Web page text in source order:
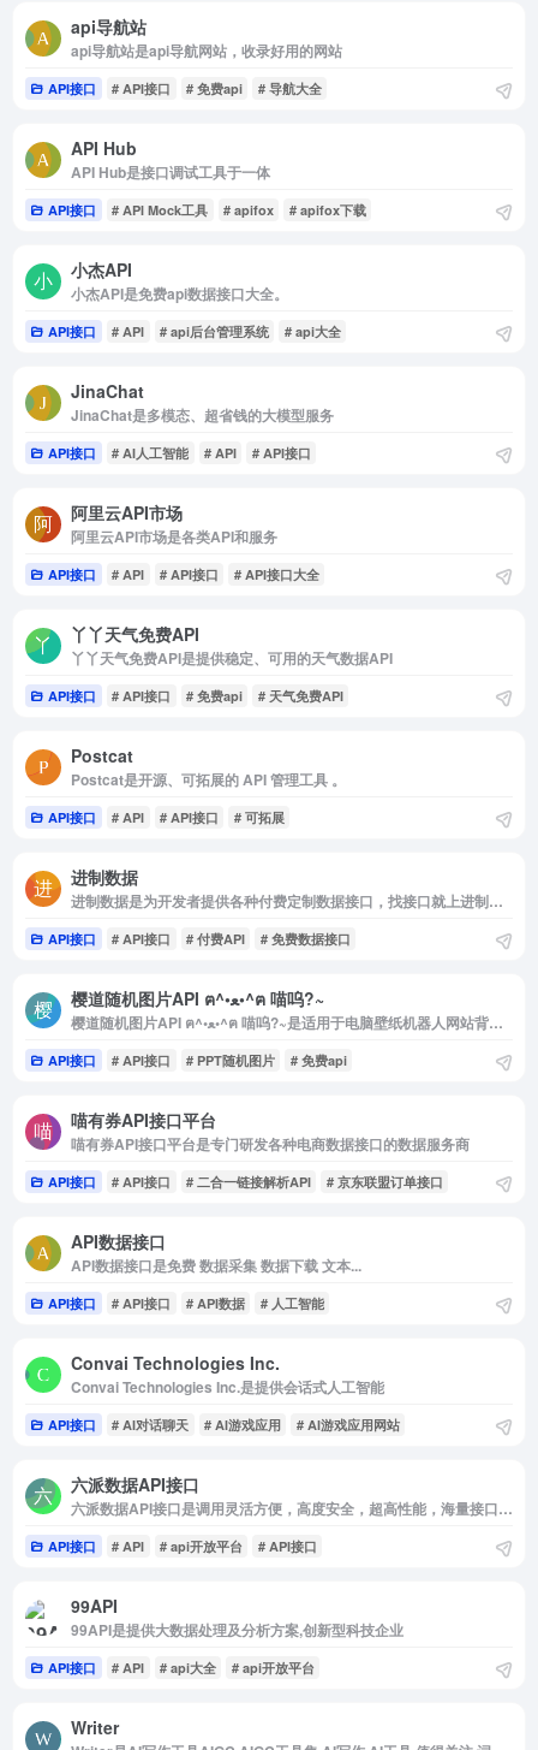
api导航站
api导航站是api导航网站，收录好用的网站
API接口 # API接口 # 免费api # 导航大全
API Hub
API Hub是接口调试工具于一体
API接口 # API Mock工具 # apifox # apifox下载
小杰API
小杰API是免费api数据接口大全。
API接口 # API # api后台管理系统 # api大全
JinaChat
JinaChat是多模态、超省钱的大模型服务
API接口 # AI人工智能 # API # API接口
阿里云API市场
阿里云API市场是各类API和服务
API接口 # API # API接口 # API接口大全
丫丫天气免费API
丫丫天气免费API是提供稳定、可用的天气数据API
API接口 # API接口 # 免费api # 天气免费API
Postcat
Postcat是开源、可拓展的 API 管理工具 。
API接口 # API # API接口 # 可拓展
进制数据
进制数据是为开发者提供各种付费定制数据接口，找接口就上进制数据
API接口 # API接口 # 付费API # 免费数据接口
樱道随机图片API ฅ^•ﻌ•^ฅ 喵呜?~
樱道随机图片API ฅ^•ﻌ•^ฅ 喵呜?~是适用于电脑壁纸机器人网站背景APP软件等等
API接口 # API接口 # PPT随机图片 # 免费api
喵有券API接口平台
喵有券API接口平台是专门研发各种电商数据接口的数据服务商
API接口 # API接口 # 二合一链接解析API # 京东联盟订单接口
API数据接口
API数据接口是免费 数据采集 数据下载 文本...
API接口 # API接口 # API数据 # 人工智能
Convai Technologies Inc.
Convai Technologies Inc.是提供会话式人工智能
API接口 # AI对话聊天 # AI游戏应用 # AI游戏应用网站
六派数据API接口
六派数据API接口是调用灵活方便，高度安全，超高性能，海量接口资源
API接口 # API # api开放平台 # API接口
99API
99API是提供大数据处理及分析方案,创新型科技企业
API接口 # API # api大全 # api开放平台
Writer